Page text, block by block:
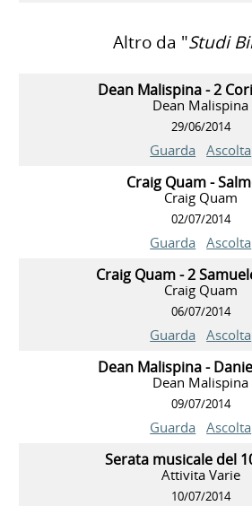
Altro da "Studi
Dean Malispina - 2
Dean Malispina
29/06/2014
Guarda Ascolta
Craig Quam -
Craig Quam
02/07/2014
Guarda Ascolta
Craig Quam - 2
Craig Quam
06/07/2014
Guarda Ascolta
Dean Malispina -
Dean Malispina
09/07/2014
Guarda Ascolta
Serata musicale del
Attivita Varie
10/07/2014